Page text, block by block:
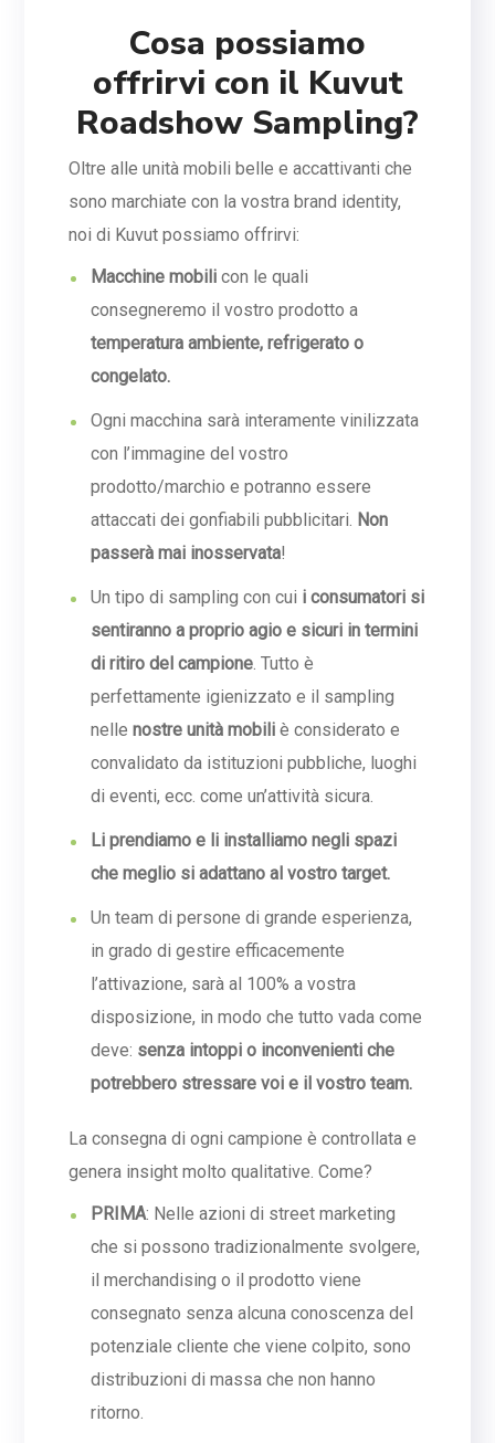
Cosa possiamo
offrirvi con il Kuvut
Roadshow Sampling?
Oltre alle unità mobili belle e accattivanti che
sono marchiate con la vostra brand identity,
noi di Kuvut possiamo offrirvi:
Macchine mobili con le quali
consegneremo il vostro prodotto a
temperatura ambiente, refrigerato o
congelato.
Ogni macchina sarà interamente vinilizzata
con l’immagine del vostro
prodotto/marchio e potranno essere
attaccati dei gonfiabili pubblicitari. Non
passerà mai inosservata!
Un tipo di sampling con cui i consumatori si
sentiranno a proprio agio e sicuri in termini
di ritiro del campione . Tutto è
perfettamente igienizzato e il sampling
nellenostre unità mobili è considerato e
convalidato da istituzioni pubbliche, luoghi
di eventi, ecc. come un’attività sicura.
Li prendiamo e li installiamo negli spazi
che meglio si adattano al vostro target.
Un team di persone di grande esperienza,
in grado di gestire efficacemente
l’attivazione, sarà al 100% a vostra
disposizione, in modo che tutto vada come
deve: senza intoppi o inconvenienti che
potrebbero stressare voi e il vostro team.
La consegna di ogni campione è controllata e
genera insight molto qualitative. Come?
PRIMA: Nelle azioni di street marketing
che si possono tradizionalmente svolgere,
il merchandising o il prodotto viene
consegnato senza alcuna conoscenza del
potenziale cliente che viene colpito, sono
distribuzioni di massa che non hanno
ritorno.